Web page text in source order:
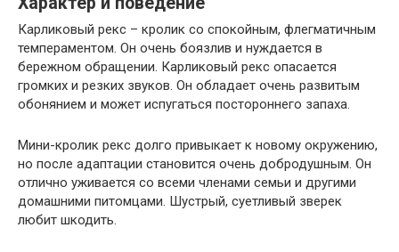
Карликовый рекс – кролик со спокойным, флегматичным
темпераментом. Он очень боязлив и нуждается в
бережном обращении. Карликовый рекс опасается
громких и резких звуков. Он обладает очень развитым
обонянием и может испугаться постороннего запаха.
Мини-кролик рекс долго привыкает к новому окружению,
но после адаптации становится очень добродушным. Он
отлично уживается со всеми членами семьи и другими
домашними питомцами. Шустрый, суетливый зверек
любит шкодить.